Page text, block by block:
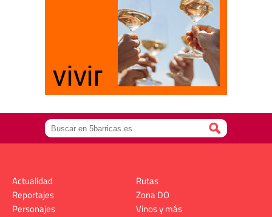
Actualidad
Reportajes
Personajes
Rutas
Zona DO
Vinos y más